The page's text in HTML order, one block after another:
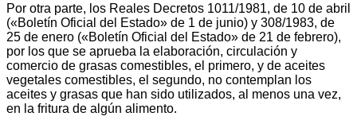
Por otra parte, los Reales Decretos 1011/1981, de 10 de abril
(«Boletín Oficial del Estado» de 1 de junio) y 308/1983, de
25 de enero («Boletín Oficial del Estado» de 21 de febrero),
por los que se aprueba la elaboración, circulación y
comercio de grasas comestibles, el primero, y de aceites
vegetales comestibles, el segundo, no contemplan los
aceites y grasas que han sido utilizados, al menos una vez,
en la fritura de algún alimento.